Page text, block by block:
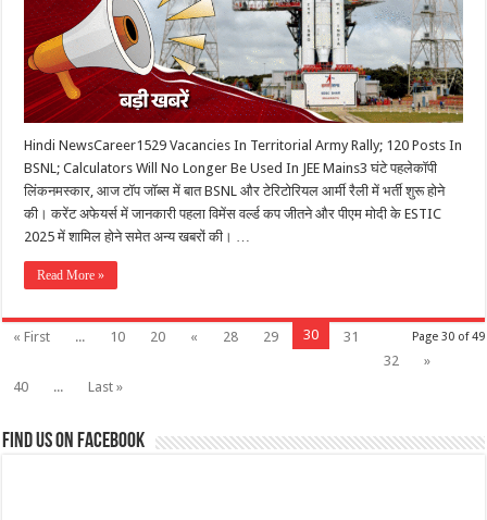
Hindi NewsCareer1529 Vacancies In Territorial Army Rally; 120 Posts In
BSNL; Calculators Will No Longer Be Used In JEE Mains3 घंटे पहलेकॉपी
लिंकनमस्कार, आज टॉप जॉब्स में बात BSNL और टेरिटोरियल आर्मी रैली में भर्ती शुरू होने
की। करेंट अफेयर्स में जानकारी पहला विमेंस वर्ल्ड कप जीतने और पीएम मोदी के ESTIC
2025 में शामिल होने समेत अन्य खबरों की। …
Read More »
Page 30 of 49
« First ... 10 20 « 28 29 30
31
32
»
40
... Last »
Find us on Facebook